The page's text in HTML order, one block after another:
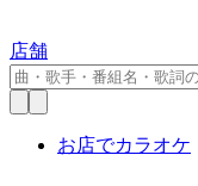
店舗
お店でカラオケ